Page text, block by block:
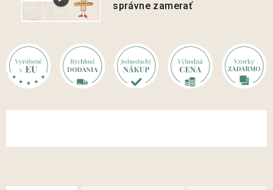
správne zamerať